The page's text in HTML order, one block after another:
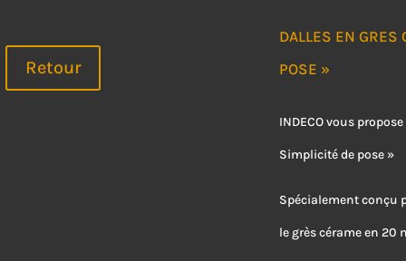
Retour
DALLES EN
POSE »
INDECO vous
Simplicité de pose »
Spécialement conçu
le grès cérame en